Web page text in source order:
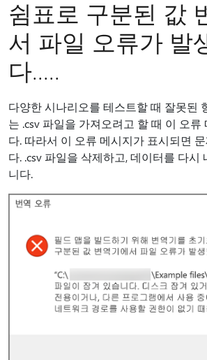
쉼표로 구분된 값
서 파일 오류가 발
다.....
다양한 시나리오를 테스트할 때 잘못된
는 .csv 파일을 가져오려고 할 때 이 오류
다. 따라서 이 오류 메시지가 표시되면
다. .csv 파일을 삭제하고, 데이터를 다시
니다.